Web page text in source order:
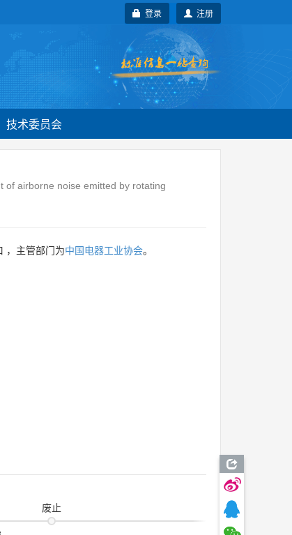
注册
登录
技术委员会
of airborne noise emitted by rotating
，主管部门为中国电器工业协会。
废止